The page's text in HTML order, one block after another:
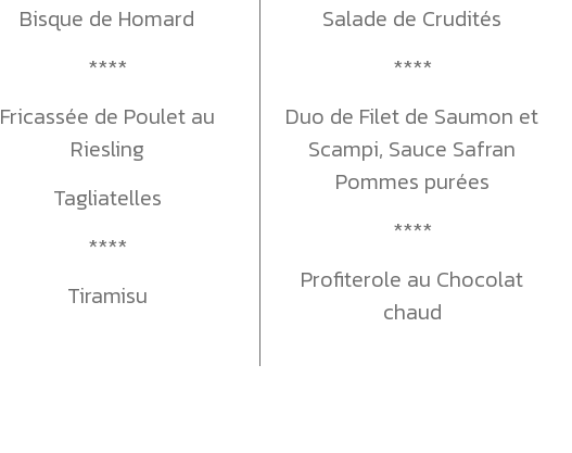
Bisque de Homard
****
Fricassée de Poulet au
Riesling
Tagliatelles
****
Tiramisu
Salade de Crudités
****
Duo de Filet de Saumon et
Scampi, Sauce Safran
Pommes purées
****
Profiterole au Chocolat
chaud